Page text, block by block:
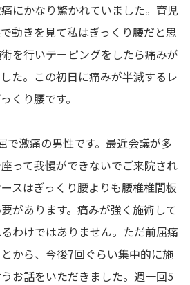
にかなり驚かれていました。育児
動きを見て私はぎっくり腰だと思
を行いテーピングをしたら痛みが
た。この初日に痛みが半減するレ
くり腰です。
で激痛の男性です。最近会議が多
って我慢ができないでご来院され
スはぎっくり腰よりも腰椎椎間板
があります。痛みが強く施術して
わけではありません。ただ前屈痛
から、今後7回ぐらい集中的に施
お話をいただきました。週一回5